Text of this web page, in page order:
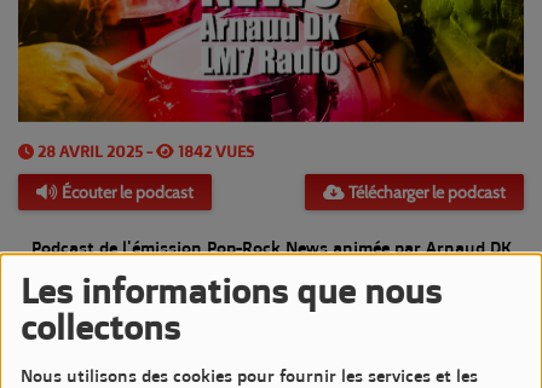
Les informations que nous
collectons
Nous utilisons des cookies pour fournir les services et les
28 AVRIL 2025 - 1842 VUES
Écouter le podcast Télécharger le podcast
Podcast de l'émission Pop-Rock News animée par Arnaud DK
Diffusée le Lundi 28 Avril 2025 de 20h à 21h sur LM7
Commentaires(0)